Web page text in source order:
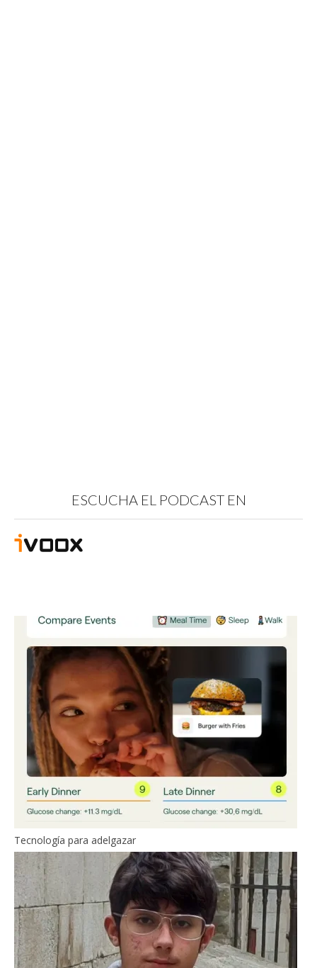
ESCUCHA EL PODCAST EN
Tecnología para adelgazar